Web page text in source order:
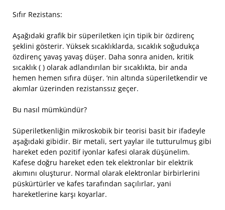
Sıfır Rezistans:
Aşağıdaki grafik bir süperiletken için tipik bir özdirenç
şeklini gösterir. Yüksek sıcaklıklarda, sıcaklık soğudukça
özdirenç yavaş yavaş düşer. Daha sonra aniden, kritik
sıcaklık ( ) olarak adlandırılan bir sıcaklıkta, bir anda
hemen hemen sıfıra düşer. ’nin altında süperiletkendir ve
akımlar üzerinden rezistanssız geçer.
Bu nasıl mümkündür?
Süperiletkenliğin mikroskobik bir teorisi basit bir ifadeyle
aşağıdaki gibidir. Bir metali, sert yaylar ile tutturulmuş gibi
hareket eden pozitif iyonlar kafesi olarak düşünelim.
Kafese doğru hareket eden tek elektronlar bir elektrik
akımını oluşturur. Normal olarak elektronlar birbirlerini
püskürtürler ve kafes tarafından saçılırlar, yani
hareketlerine karşı koyarlar.